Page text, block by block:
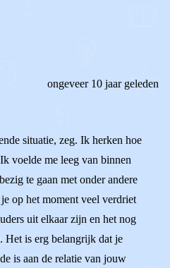
ongeveer 10 jaar geleden
situatie, zeg. Ik herken hoe
voelde me leeg van binnen
te gaan met onder andere
op het moment veel verdriet
uit elkaar zijn en het nog
Het is erg belangrijk dat je
is aan de relatie van jouw